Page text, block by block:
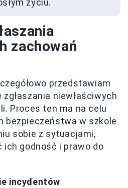
życiu.
zachowań
przedstawiam
niewłaściwych
Proces ten ma na celu
bezpieczeństwa w szkole
sobie z sytuacjami,
ich godność i prawo do
incydentów